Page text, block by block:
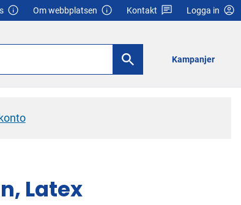
Om webbplatsen Kontakt Logga in
Kampanjer
Latex